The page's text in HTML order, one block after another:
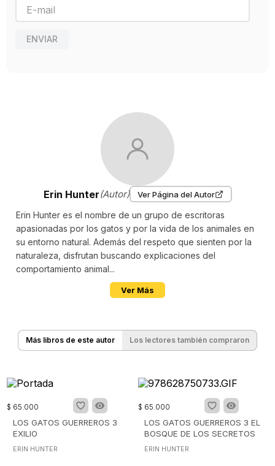
2018
ENVIAR
Erin Hunter(Autor) Ver Página del Autor
Erin Hunter es el nombre de un grupo de escritoras
apasionadas por los gatos y por la vida de los animales en
su entorno natural. Además del respeto que sienten por la
naturaleza, disfrutan buscando explicaciones del
comportamiento animal...
Ver Más
Más libros de este autor Los lectores también compraron
$ 65.000
LOS GATOS GUERREROS 3
EXILIO
ERIN HUNTER
$ 65.000
LOS GATOS GUERREROS 3 EL
BOSQUE DE LOS SECRETOS
ERIN HUNTER